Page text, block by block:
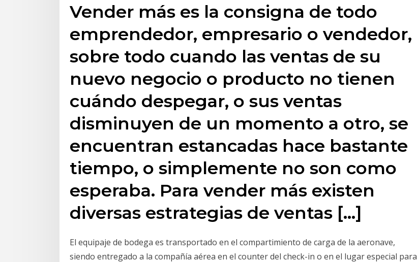
Vender más es la consigna de todo
emprendedor, empresario o vendedor,
sobre todo cuando las ventas de su
nuevo negocio o producto no tienen
cuándo despegar, o sus ventas
disminuyen de un momento a otro, se
encuentran estancadas hace bastante
tiempo, o simplemente no son como
esperaba. Para vender más existen
diversas estrategias de ventas […]
El equipaje de bodega es transportado en el compartimiento de carga de la aeronave,
siendo entregado a la compañía aérea en el counter del check-in o en el lugar especial para